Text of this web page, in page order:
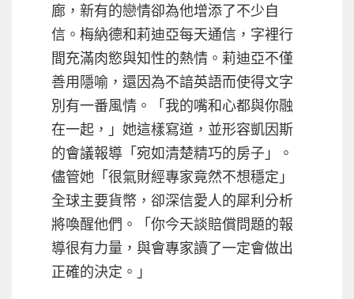
廊，新有的戀情卻為他增添了不少自
信。梅納德和莉迪亞每天通信，字裡行
間充滿肉慾與知性的熱情。莉迪亞不僅
善用隱喻，還因為不諳英語而使得文字
別有一番風情。「我的嘴和心都與你融
在一起，」她這樣寫道，並形容凱因斯
的會議報導「宛如清楚精巧的房子」。
儘管她「很氣財經專家竟然不想穩定」
全球主要貨幣，卻深信愛人的犀利分析
將喚醒他們。「你今天談賠償問題的報
導很有力量，與會專家讀了一定會做出
正確的決定。」